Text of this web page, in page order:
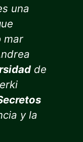
una
mar
de
y la